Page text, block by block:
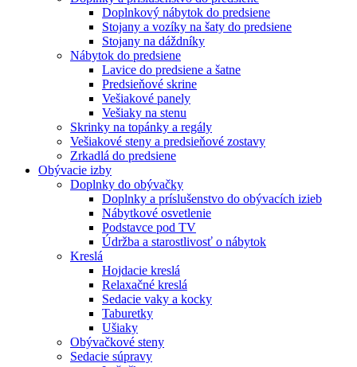
Doplnkový nábytok do predsiene
Stojany a vozíky na šaty do predsiene
Stojany na dáždníky
Nábytok do predsiene
Lavice do predsiene a šatne
Predsieňové skrine
Vešiakové panely
Vešiaky na stenu
Skrinky na topánky a regály
Vešiakové steny a predsieňové zostavy
Zrkadlá do predsiene
Obývacie izby
Doplnky do obývačky
Doplnky a príslušenstvo do obývacích izieb
Nábytkové osvetlenie
Podstavce pod TV
Údržba a starostlivosť o nábytok
Kreslá
Hojdacie kreslá
Relaxačné kreslá
Sedacie vaky a kocky
Taburetky
Ušiaky
Obývačkové steny
Sedacie súpravy